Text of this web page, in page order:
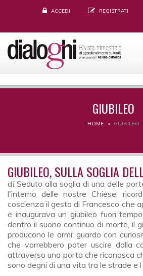
ACCEDI REGISTRATI
GIUBILEO
HOME GIUBILEO
GIUBILEO, SULLA SOGLIA
di Seduto alla soglia di una delle
l'interno delle nostre Chiese,
coscienza il gesto di Francesco che
e inaugurava un giubileo fuori
dentro il suono continuo di morte, il
producono le armi; guardo con
che vorrebbero poter uscire dalla
attraverso una porta che riconosca
sono degni di una vita tra le strade e l